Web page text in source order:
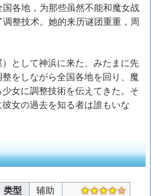
各地，为那些虽然不能和魔女战
整技术。她的来历谜团重重，周
として神浜に来た、みたまに先
をしながら全国各地を回り、魔
女に調整技術を伝えてきた。そ
女の過去を知る者は誰もいな
类型 辅助 ★★★★☆